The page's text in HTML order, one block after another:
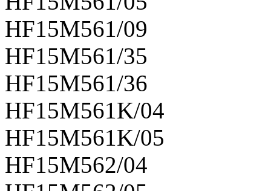
HF15M561/09
HF15M561/35
HF15M561/36
HF15M561K/04
HF15M561K/05
HF15M562/04